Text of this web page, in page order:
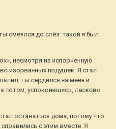
смеялся до слёз: такой я был
несмотря на испорченную
изорванных подушек. Я стал
ты сердился на меня и
потом, успокоившись, ласково
оставаться дома, потому что
с этим вместе. Я